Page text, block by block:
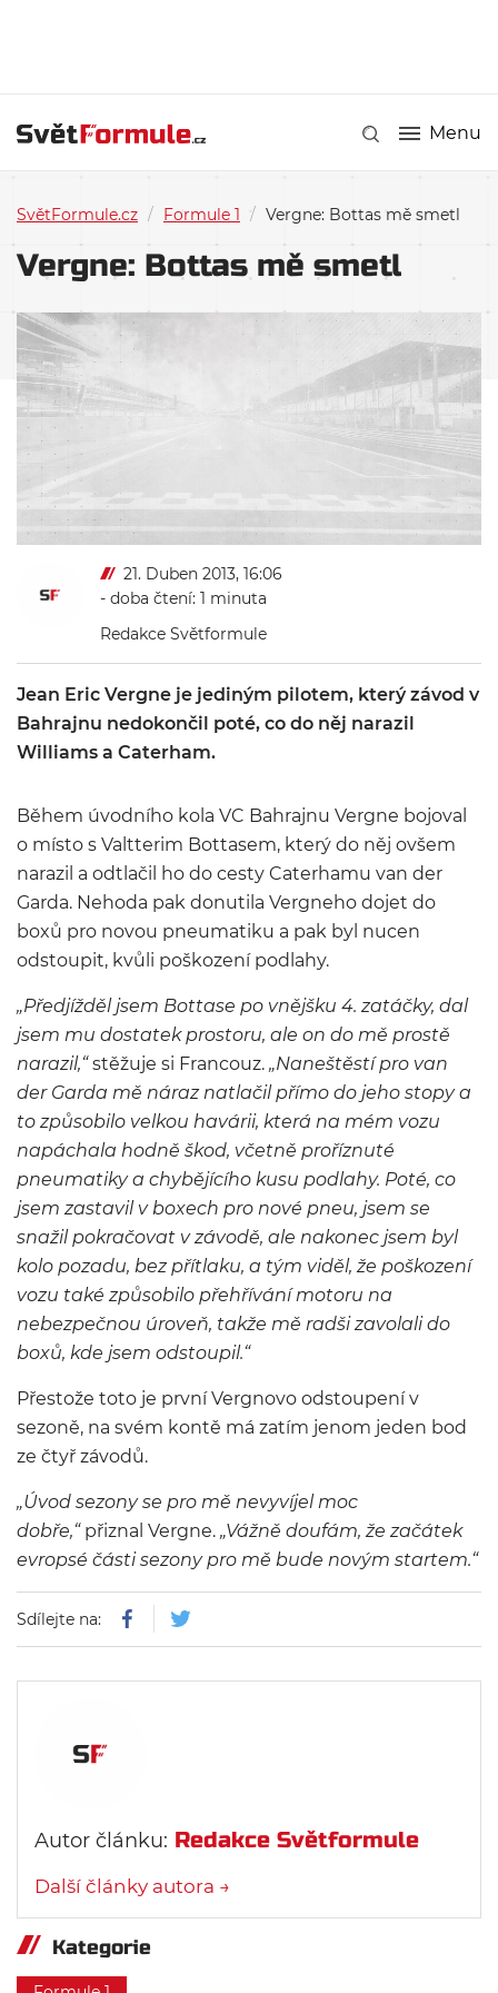
Menu
SvětFormule.cz / Formule 1 / Vergne: Bottas mě smetl
Vergne: Bottas mě smetl
21. Duben 2013, 16:06
- doba čtení: 1 minuta
Redakce Světformule
Jean Eric Vergne je jediným pilotem, který závod v
Bahrajnu nedokončil poté, co do něj narazil
Williams a Caterham.
Během úvodního kola VC Bahrajnu Vergne bojoval
o místo s Valtterim Bottasem, který do něj ovšem
narazil a odtlačil ho do cesty Caterhamu van der
Garda. Nehoda pak donutila Vergneho dojet do
boxů pro novou pneumatiku a pak byl nucen
odstoupit, kvůli poškození podlahy.
„Předjížděl jsem Bottase po vnějšku 4. zatáčky, dal
jsem mu dostatek prostoru, ale on do mě prostě
narazil,“stěžuje si Francouz. „Naneštěstí pro van
der Garda mě náraz natlačil přímo do jeho stopy a
to způsobilo velkou havárii, která na mém vozu
napáchala hodně škod, včetně proříznuté
pneumatiky a chybějícího kusu podlahy. Poté, co
jsem zastavil v boxech pro nové pneu, jsem se
snažil pokračovat v závodě, ale nakonec jsem byl
kolo pozadu, bez přítlaku, a tým viděl, že poškození
vozu také způsobilo přehřívání motoru na
nebezpečnou úroveň, takže mě radši zavolali do
boxů, kde jsem odstoupil.“
Přestože toto je první Vergnovo odstoupení v
sezoně, na svém kontě má zatím jenom jeden bod
ze čtyř závodů.
„Úvod sezony se pro mě nevyvíjel moc
dobře,“přiznal Vergne. „Vážně doufám, že začátek
evropsé části sezony pro mě bude novým startem.“
Sdílejte na:
Autor článku: Redakce Světformule
Další články autora →
Kategorie